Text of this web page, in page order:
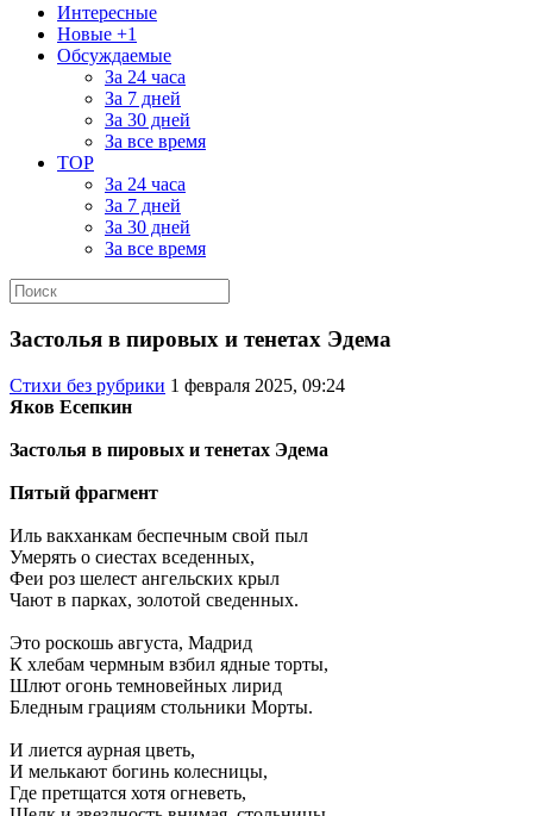
Интересные
Новые +1
Обсуждаемые
За 24 часа
За 7 дней
За 30 дней
За все время
TOP
За 24 часа
За 7 дней
За 30 дней
За все время
Застолья в пировых и тенетах Эдема
Стихи без рубрики 1 февраля 2025, 09:24
Яков Есепкин
Застолья в пировых и тенетах Эдема
Пятый фрагмент
Иль вакханкам беспечным свой пыл
Умерять о сиестах вседенных,
Феи роз шелест ангельских крыл
Чают в парках, золотой сведенных.
Это роскошь августа, Мадрид
К хлебам чермным взбил ядные торты,
Шлют огонь темновейных лирид
Бледным грациям стольники Морты.
И лиется аурная цветь,
И мелькают богинь колесницы,
Где претщатся хотя огневеть,